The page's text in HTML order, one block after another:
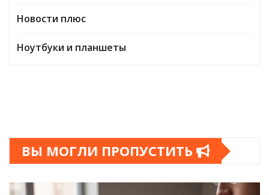
Новости плюс
Ноутбуки и планшеты
ВЫ МОГЛИ ПРОПУСТИТЬ